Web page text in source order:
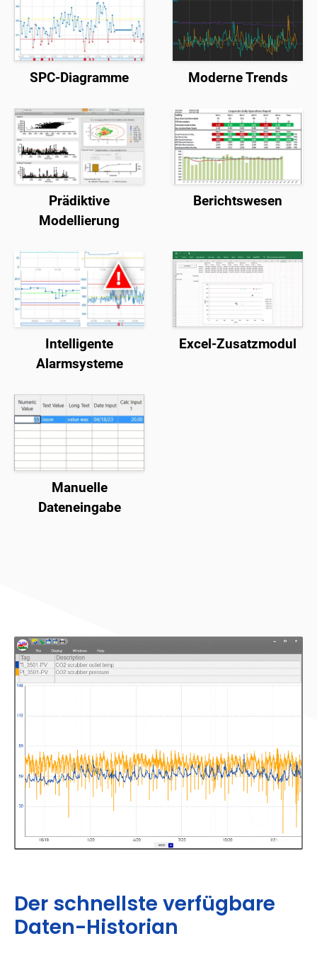
SPC-Diagramme Moderne Trends
Prädiktive
Modellierung
Berichtswesen
Intelligente
Alarmsysteme
Excel-Zusatzmodul
Manuelle
Dateneingabe
Der schnellste verfügbare
Daten-Historian